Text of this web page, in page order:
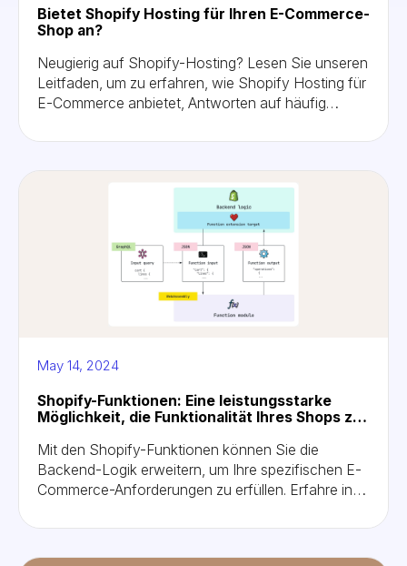
Bietet Shopify Hosting für Ihren E-Commerce-
Shop an?
Neugierig auf Shopify-Hosting? Lesen Sie unseren
Leitfaden, um zu erfahren, wie Shopify Hosting für
E-Commerce anbietet, Antworten auf häufig
Erfahre, wie du die Einrichtung deines Onlineshops
May 14, 2024
Shopify-Funktionen: Eine leistungsstarke
Möglichkeit, die Funktionalität Ihres Shops zu
Mit den Shopify-Funktionen können Sie die
Backend-Logik erweitern, um Ihre spezifischen E-
Commerce-Anforderungen zu erfüllen. Erfahre in